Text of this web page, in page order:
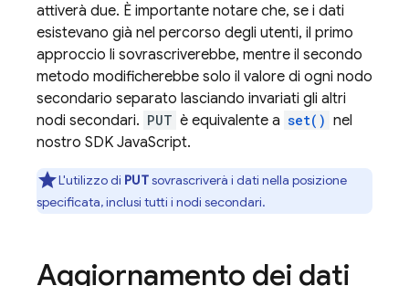
attiverà due. È importante notare che, se i dati
esistevano già nel percorso degli utenti, il primo
approccio li sovrascriverebbe, mentre il secondo
metodo modificherebbe solo il valore di ogni nodo
secondario separato lasciando invariati gli altri
nodi secondari. PUT è equivalente a set() nel
nostro SDK JavaScript.
L'utilizzo di PUTsovrascriverà i dati nella posizione
specificata, inclusi tutti i nodi secondari.
Aggiornamento dei dati